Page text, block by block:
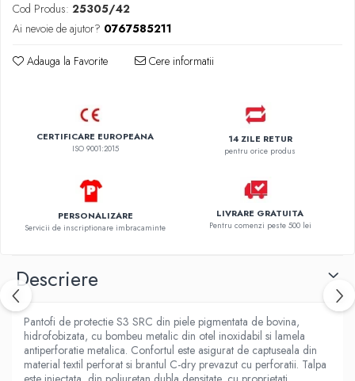
Cod Produs: 25305/42
Ai nevoie de ajutor? 0767585211
Adauga la Favorite Cere informatii
CERTIFICARE EUROPEANA
ISO 9001:2015
14 ZILE RETUR
pentru orice produs
PERSONALIZARE
Servicii de inscriptionare imbracaminte
LIVRARE GRATUITA
Pentru comenzi peste 500 lei
Descriere
Pantofi de protectie S3 SRC din piele pigmentata de bovina,
hidrofobizata, cu bombeu metalic din otel inoxidabil si lamela
antiperforatie metalica. Confortul este asigurat de captuseala din
material textil perforat si brantul C-dry prevazut cu perforatii. Talpa